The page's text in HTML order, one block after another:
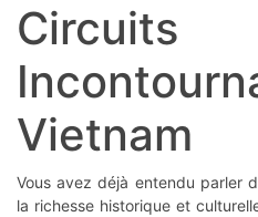
Circuits
Vietnam
Vous avez déjà entendu parler
la richesse historique et